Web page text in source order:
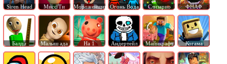
Siren Head Мисс Ти Мороженщик Огонь Вода Слизарио ФНАФ
Балди Малыш ада На 1 Андертейл Майнкрафт Когама